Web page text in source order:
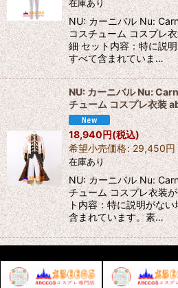
在庫あり
NU: カーニバル Nu:
コスチューム コスプレ
細 セット内容：特に説
すべて含まれていま…
NU: カーニバル Nu:
チューム コスプレ衣装
18,940円(税込)
希望小売価格: 29,450円
在庫あり
NU: カーニバル Nu:
チューム コスプレ衣装
ト内容：特に説明がな
含まれています。素…